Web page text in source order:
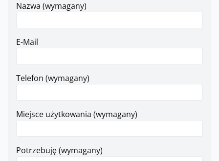
Nazwa (wymagany)
E-Mail
Telefon (wymagany)
Miejsce użytkowania (wymagany)
Potrzebuję (wymagany)